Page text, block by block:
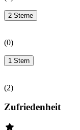
2 Sterne
(0)
1 Stern
(2)
Zufriedenheit